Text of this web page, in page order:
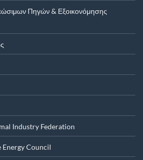
Πηγών & Εξοικονόμησης
Industry Federation
Energy Council